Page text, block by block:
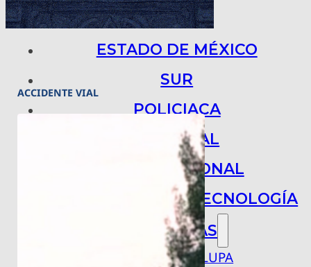
ESTADO DE MÉXICO
SUR
POLICIACA
NACIONAL
INTERNACIONAL
ARTE, CIENCIA Y TECNOLOGÍA
COLUMNAS
BAJO LA LUPA
ACCIDENTE VIAL